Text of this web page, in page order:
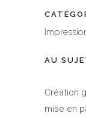
AU
Création
mise en